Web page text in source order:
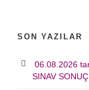
SON YAZILAR
06.08.2026
SINAV